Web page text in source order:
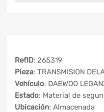
RefID: 265319
Pieza: TRANSMISION
Vehículo: DAEWOO
Estado: Material de
Ubicación: Almacenada